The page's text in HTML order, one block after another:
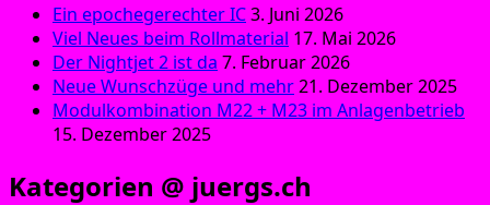
Ein epochegerechter IC3. Juni 2026
Viel Neues beim Rollmaterial 17. Mai 2026
Der Nightjet 2 ist da 7. Februar 2026
Neue Wunschzüge und mehr21. Dezember 2025
Modulkombination M22 + M23 im Anlagenbetrieb
15. Dezember 2025
Kategorien @ juergs.ch